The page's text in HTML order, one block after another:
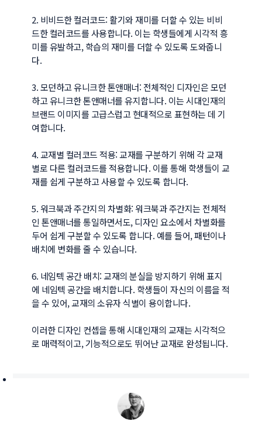
2. 비비드한 컬러코드: 활기와 재미를 더할 수 있는 비비
드한 컬러코드를 사용합니다. 이는 학생들에게 시각적 흥
미를 유발하고, 학습의 재미를 더할 수 있도록 도와줍니
다.
3. 모던하고 유니크한 톤앤매너: 전체적인 디자인은 모던
하고 유니크한 톤앤매너를 유지합니다. 이는 시대인재의
브랜드 이미지를 고급스럽고 현대적으로 표현하는 데 기
여합니다.
4. 교재별 컬러코드 적용: 교재를 구분하기 위해 각 교재
별로 다른 컬러코드를 적용합니다. 이를 통해 학생들이 교
재를 쉽게 구분하고 사용할 수 있도록 합니다.
5. 워크북과 주간지의 차별화: 워크북과 주간지는 전체적
인 톤앤매너를 통일하면서도, 디자인 요소에서 차별화를
두어 쉽게 구분할 수 있도록 합니다. 예를 들어, 패턴이나
배치에 변화를 줄 수 있습니다.
6. 네임텍 공간 배치: 교재의 분실을 방지하기 위해 표지
에 네임텍 공간을 배치합니다. 학생들이 자신의 이름을 적
을 수 있어, 교재의 소유자 식별이 용이합니다.
이러한 디자인 컨셉을 통해 시대인재의 교재는 시각적으
로 매력적이고, 기능적으로도 뛰어난 교재로 완성됩니다.